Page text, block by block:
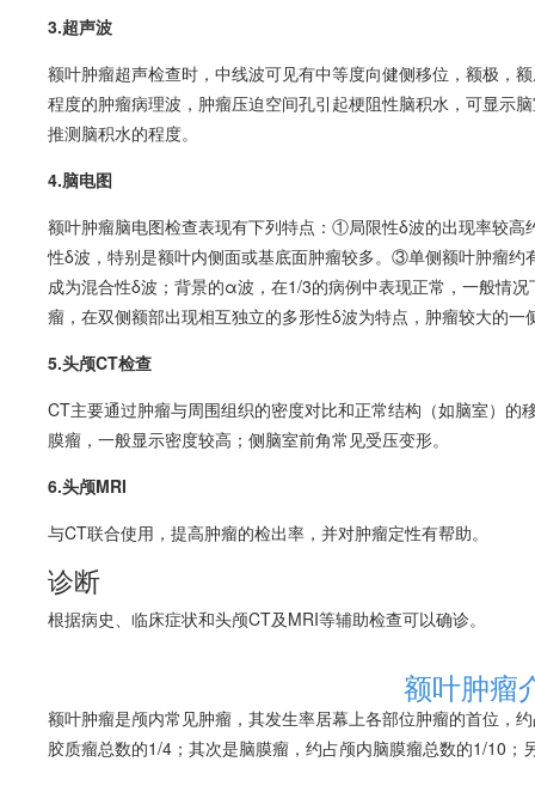
3.超声波
额叶肿瘤超声检查时，中线波可见有中等度向健侧移位，额极，
程度的肿瘤病理波，肿瘤压迫空间孔引起梗阻性脑积水 ，可显示
推测脑积水的程度。
4.脑电图
额叶肿瘤脑电图检查表现有下列特点：①局限性δ波的出现率较
性δ波，特别是额叶内侧面或基底面肿瘤较多。③单侧额叶肿瘤
成为混合性δ波；背景的α波，在1/3的病例中表现正常，一般情
瘤，在双侧额部出现相互独立的多形性δ波为特点，肿瘤较大的一
5.头颅CT检查
CT主要通过肿瘤与周围组织的密度对比和正常结构（如脑室）的
膜瘤 ，一般显示密度较高；侧脑室前角常见受压变形。
6.头颅MRI
与CT联合使用，提高肿瘤的检出率，并对肿瘤定性有帮助。
诊断
根据病史、临床症状和头颅CT及MRI等辅助检查可以确诊。
额叶肿瘤
额叶肿瘤是颅内常见肿瘤，其发生率居幕上各部位肿瘤的首位，
胶质瘤总数的1/4；其次是脑膜瘤 ，约占颅内脑膜瘤总数的1/10；